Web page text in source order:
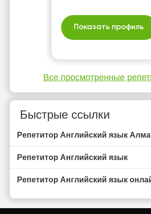
Показать профиль
Все просмотренные
Быстрые ссылки
Репетитор Английский язык
Репетитор Английский язык
Репетитор Английский язык